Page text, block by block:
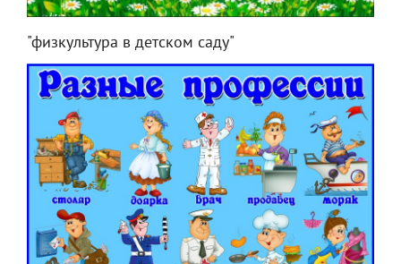
"физкультура в детском саду"